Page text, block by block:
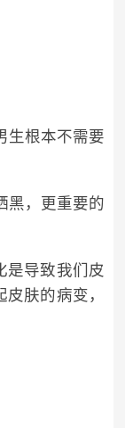
生根本不需要
黑，更重要的
是导致我们皮
肤的病变，